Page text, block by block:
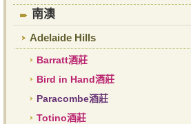
南澳
Adelaide Hills
Barratt酒莊
Bird in Hand酒莊
Paracombe酒莊
Totino酒莊